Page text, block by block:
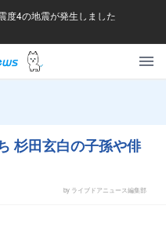
度4の地震が発生しました
杉田玄白の子孫や俳
by ライブドアニュース編集部